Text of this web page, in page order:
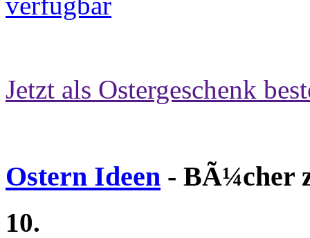
Jetzt als Ostergeschenk
Ostern Ideen - BÃ¼cher
10.